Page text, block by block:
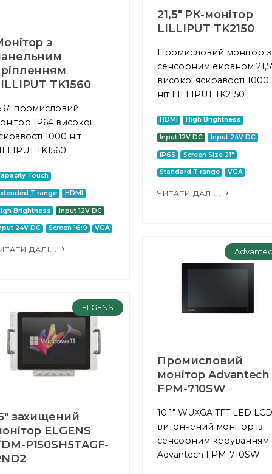
21,5" РК-монітор
LILLIPUT TK2150
Промисловий монітор з
сенсорним екраном
високої яскравості 1000
ніт LILLIPUT TK2150
HDMI High Brightness
Input 12V DC Input 24V DC
IP65 Screen Size 21"
Standard T range VGA
ЧИТАТИ ДАЛІ...
з
TK1560
промисловий
IP64 високої
1000 ніт
TK1560
Touch
T range HDMI
Brightness Input 12V DC
24V DC Screen 16:9 VGA
ДАЛІ...
Промисловий
монітор Advantech
FPM-710SW
10.1" WUXGA TFT LED LCD
витончений монітор із
сенсорним керуванням
Advantech FPM-710SW
ELGENS
захищений
ELGENS
P150SH5TAGF-